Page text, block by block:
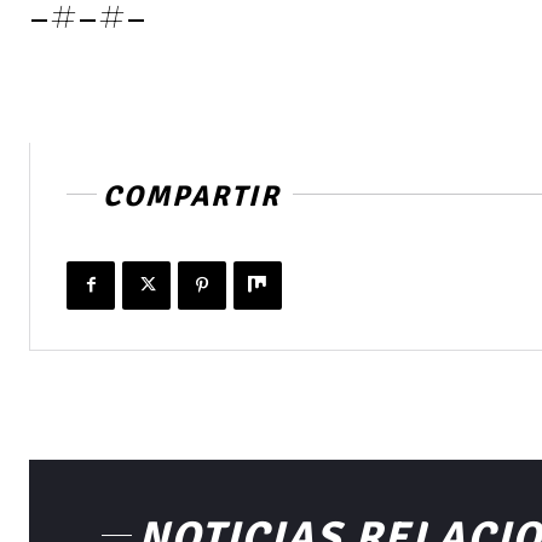
-#-#-
COMPARTIR